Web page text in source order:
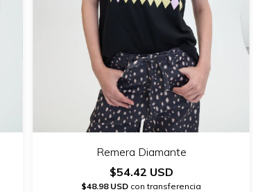
Remera Diamante
$54.42 USD
$48.98 USD con transferencia